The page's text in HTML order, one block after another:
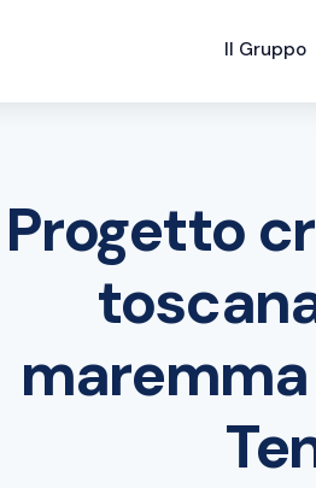
Il Gruppo
Progetto